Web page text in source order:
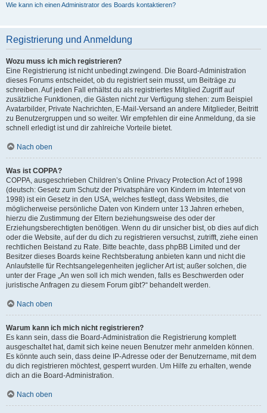
Wie kann ich einen Administrator des Boards kontaktieren?
Registrierung und Anmeldung
Wozu muss ich mich registrieren?
Eine Registrierung ist nicht unbedingt zwingend. Die Board-Administration
dieses Forums entscheidet, ob du registriert sein musst, um Beiträge zu
schreiben. Auf jeden Fall erhältst du als registriertes Mitglied Zugriff auf
zusätzliche Funktionen, die Gästen nicht zur Verfügung stehen: zum Beispiel
Avatarbilder, Private Nachrichten, E-Mail-Versand an andere Mitglieder, Beitritt
zu Benutzergruppen und so weiter. Wir empfehlen dir eine Anmeldung, da sie
schnell erledigt ist und dir zahlreiche Vorteile bietet.
Nach oben
Was ist COPPA?
COPPA, ausgeschrieben Children’s Online Privacy Protection Act of 1998
(deutsch: Gesetz zum Schutz der Privatsphäre von Kindern im Internet von
1998) ist ein Gesetz in den USA, welches festlegt, dass Websites, die
möglicherweise persönliche Daten von Kindern unter 13 Jahren erheben,
hierzu die Zustimmung der Eltern beziehungsweise des oder der
Erziehungsberechtigten benötigen. Wenn du dir unsicher bist, ob dies auf dich
oder die Website, auf der du dich zu registrieren versuchst, zutrifft, ziehe einen
rechtlichen Beistand zu Rate. Bitte beachte, dass phpBB Limited und der
Besitzer dieses Boards keine Rechtsberatung anbieten kann und nicht die
Anlaufstelle für Rechtsangelegenheiten jeglicher Art ist; außer solchen, die
unter der Frage „An wen soll ich mich wenden, falls es Beschwerden oder
juristische Anfragen zu diesem Forum gibt?“ behandelt werden.
Nach oben
Warum kann ich mich nicht registrieren?
Es kann sein, dass die Board-Administration die Registrierung komplett
ausgeschaltet hat, damit sich keine neuen Benutzer mehr anmelden können.
Es könnte auch sein, dass deine IP-Adresse oder der Benutzername, mit dem
du dich registrieren möchtest, gesperrt wurden. Um Hilfe zu erhalten, wende
dich an die Board-Administration.
Nach oben